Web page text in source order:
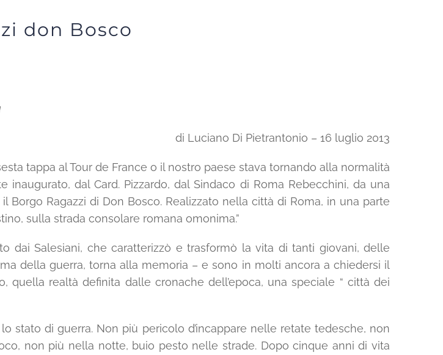
don Bosco
di Luciano Di Pietrantonio – 16 luglio 2013
tappa al Tour de France o il nostro paese stava tornando alla normalità
dal Card. Pizzardo, dal Sindaco di Roma Rebecchini, da una
Ragazzi di Don Bosco. Realizzato nella città di Roma, in una parte
sulla strada consolare romana omonima.”
dai Salesiani, che caratterizzò e trasformò la vita di tanti giovani, delle
della guerra, torna alla memoria – e sono in molti ancora a chiedersi il
quella realtà definita dalle cronache dell’epoca, una speciale “ città dei
stato di guerra. Non più pericolo d’incappare nelle retate tedesche, non
non più nella notte, buio pesto nelle strade. Dopo cinque anni di vita